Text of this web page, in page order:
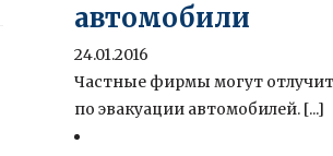
автомобили
24.01.2016
Частные фирмы могут
по эвакуации автомобилей. [...]